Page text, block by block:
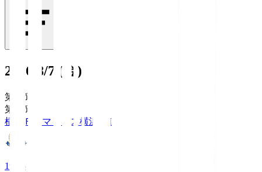
2026/8/7 (金)
第1節
第1節
横浜Ｆ・マリノス横浜FM
19:26